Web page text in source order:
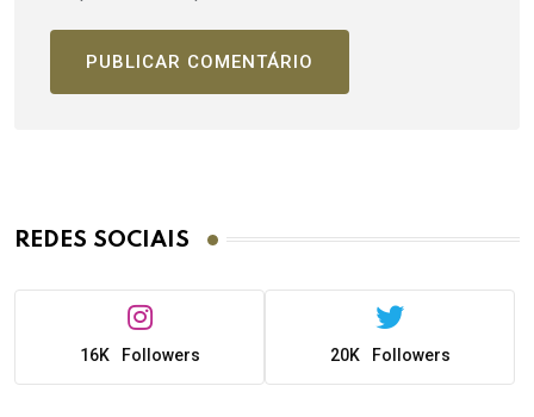
REDES SOCIAIS
16K Followers 20K Followers